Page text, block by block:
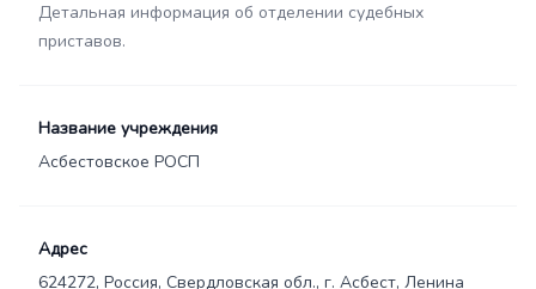
Детальная информация об отделении судебных
приставов.
Название учреждения
Асбестовское РОСП
Адрес
624272, Россия, Свердловская обл., г. Асбест, Ленина